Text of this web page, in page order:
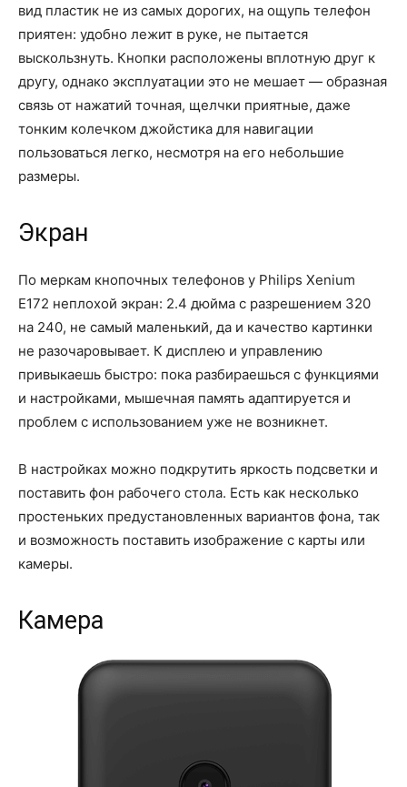
вид пластик не из самых дорогих, на ощупь телефон
приятен: удобно лежит в руке, не пытается
выскользнуть. Кнопки расположены вплотную друг к
другу, однако эксплуатации это не мешает — образная
связь от нажатий точная, щелчки приятные, даже
тонким колечком джойстика для навигации
пользоваться легко, несмотря на его небольшие
размеры.
Экран
По меркам кнопочных телефонов у Philips Xenium
E172 неплохой экран: 2.4 дюйма с разрешением 320
на 240, не самый маленький, да и качество картинки
не разочаровывает. К дисплею и управлению
привыкаешь быстро: пока разбираешься с функциями
и настройками, мышечная память адаптируется и
проблем с использованием уже не возникнет.
В настройках можно подкрутить яркость подсветки и
поставить фон рабочего стола. Есть как несколько
простеньких предустановленных вариантов фона, так
и возможность поставить изображение с карты или
камеры.
Камера